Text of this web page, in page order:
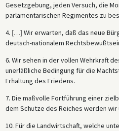
Gesetzgebung, jeden Versuch, die
parlamentarischen Regimentes zu
4. […] Wir erwarten, daß das neue
deutsch-nationalem
6. Wir sehen in der vollen Wehrkraft
unerläßliche Bedingung für die
Erhaltung des Friedens.
7. Die maßvolle Fortführung einer
dem Schutze des Reiches werden
10. Für die Landwirtschaft, welche